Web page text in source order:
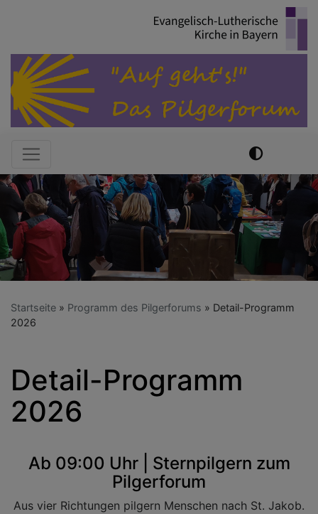
Hauptnavigation
Startseite Programm des Pilgerforums
Detail-Programm
2026
Detail-Programm
2026
Ab 09:00 Uhr | Sternpilgern zum
Pilgerforum
Aus vier Richtungen pilgern Menschen nach St. Jakob.